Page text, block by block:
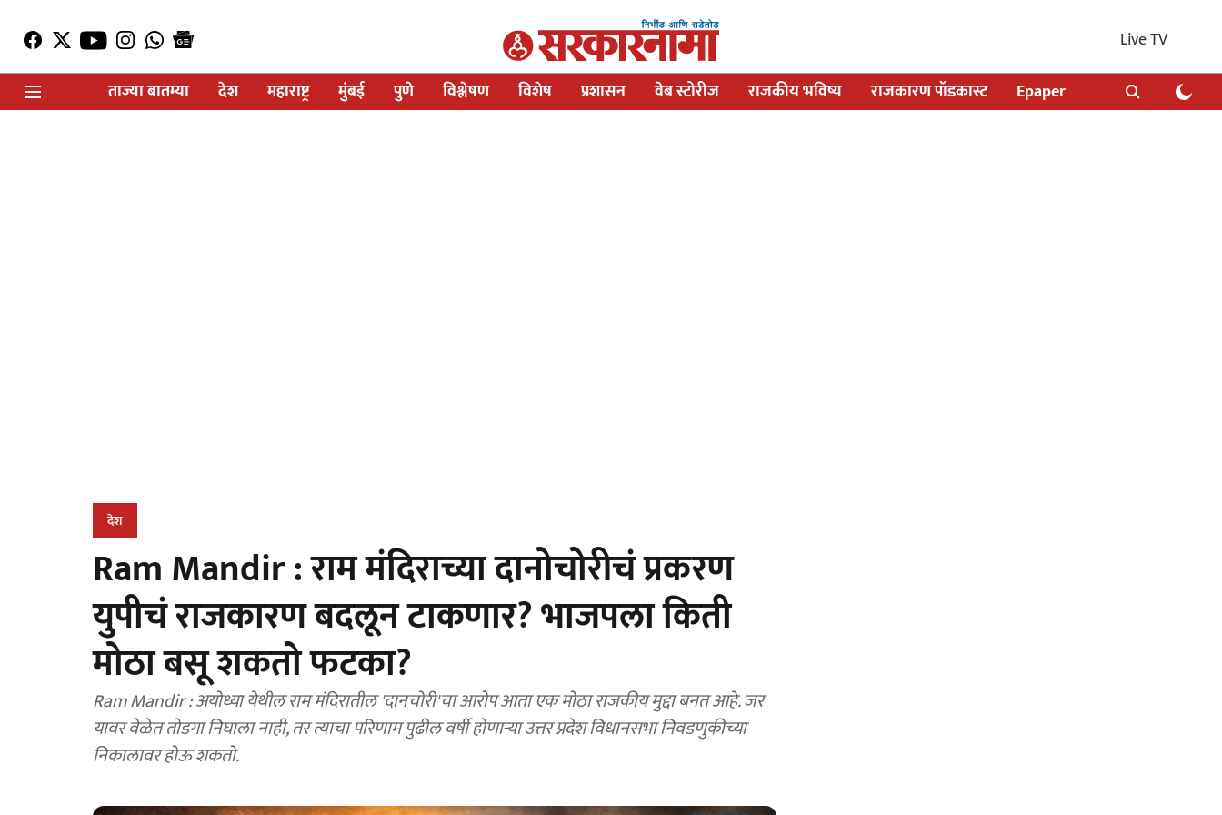
Live TV
ताज्या बातम्या
देश महाराष्ट्र मुंबई पुणे विश्लेषण विशेष प्रशासन वेब स्टोरीज राजकीय भविष्य राजकारण पॉडकास्ट Epaper
देश
Ram Mandir : राम मंदिराच्या दानोचोरीचं प्रकरण
युपीचं राजकारण बदलून टाकणार? भाजपला किती
मोठा बसू शकतो फटका?
Ram Mandir : अयोध्या येथील राम मंदिरातील 'दानचोरी'चा आरोप आता एक मोठा राजकीय मुद्दा बनत आहे. जर
यावर वेळेत तोडगा निघाला नाही, तर त्याचा परिणाम पुढील वर्षी होणाऱ्या उत्तर प्रदेश विधानसभा निवडणुकीच्या
निकालावर होऊ शकतो.